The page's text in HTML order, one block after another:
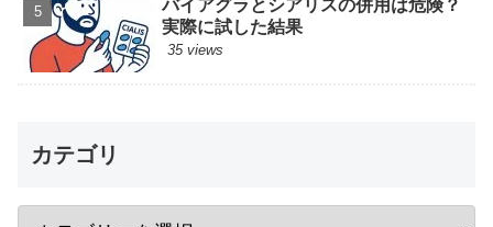
バイアグラとシアリスの併用は危険？
実際に試した結果
35 views
カテゴリ